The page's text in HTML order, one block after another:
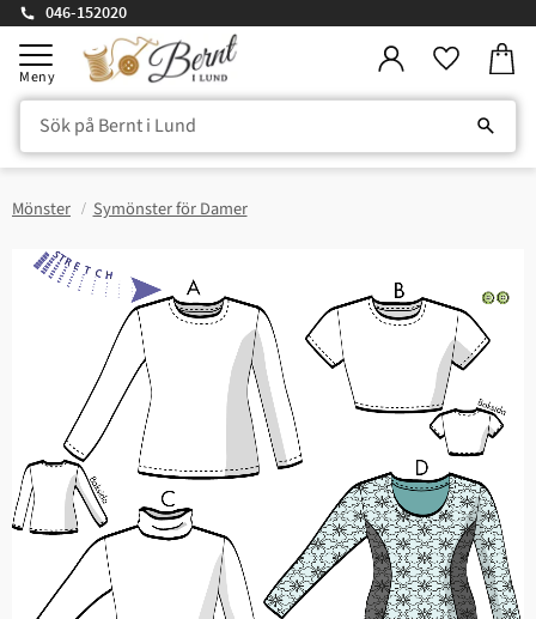
Meny
046-152020
Mönster Symönster för Damer